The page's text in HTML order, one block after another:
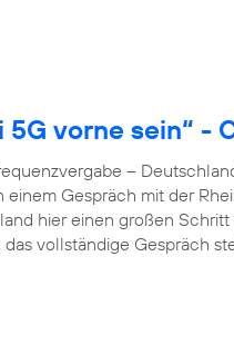
vorne sein“ -
–
Gespräch mit der
hier einen großen
vollständige Gespräch